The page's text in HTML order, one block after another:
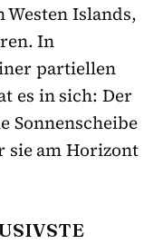
Westen Islands,
In
partiellen
es in sich: Der
Sonnenscheibe
sie am Horizont